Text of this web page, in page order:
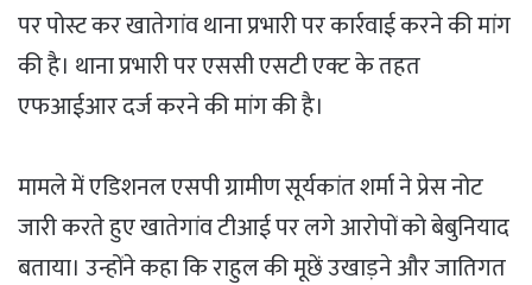
पर पोस्ट कर खातेगांव थाना प्रभारी पर कार्रवाई करने की मांग
की है। थाना प्रभारी पर एससी एसटी एक्ट के तहत
एफआईआर दर्ज करने की मांग की है।
मामले में एडिशनल एसपी ग्रामीण सूर्यकांत शर्मा ने प्रेस नोट
जारी करते हुए खातेगांव टीआई पर लगे आरोपों को बेबुनियाद
बताया। उन्होंने कहा कि राहुल की मूछें उखाड़ने और जातिगत